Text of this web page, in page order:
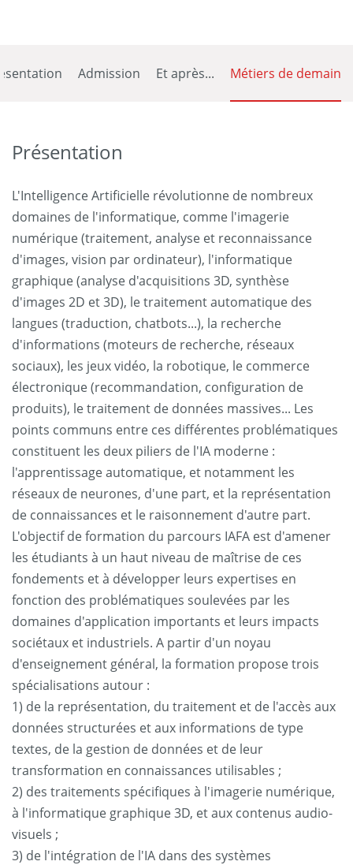
Admission Et après... Métiers de demain
Présentation
L'Intelligence Artificielle révolutionne de nombreux
domaines de l'informatique, comme l'imagerie
numérique (traitement, analyse et reconnaissance
d'images, vision par ordinateur), l'informatique
graphique (analyse d'acquisitions 3D, synthèse
d'images 2D et 3D), le traitement automatique des
langues (traduction, chatbots...), la recherche
d'informations (moteurs de recherche, réseaux
sociaux), les jeux vidéo, la robotique, le commerce
électronique (recommandation, configuration de
produits), le traitement de données massives... Les
points communs entre ces différentes problématiques
constituent les deux piliers de l'IA moderne :
l'apprentissage automatique, et notamment les
réseaux de neurones, d'une part, et la représentation
de connaissances et le raisonnement d'autre part.
L'objectif de formation du parcours IAFA est d'amener
les étudiants à un haut niveau de maîtrise de ces
fondements et à développer leurs expertises en
fonction des problématiques soulevées par les
domaines d'application importants et leurs impacts
sociétaux et industriels. A partir d'un noyau
d'enseignement général, la formation propose trois
spécialisations autour :
1) de la représentation, du traitement et de l'accès aux
données structurées et aux informations de type
textes, de la gestion de données et de leur
transformation en connaissances utilisables ;
2) des traitements spécifiques à l'imagerie numérique,
à l'informatique graphique 3D, et aux contenus audio-
visuels ;
3) de l'intégration de l'IA dans des systèmes